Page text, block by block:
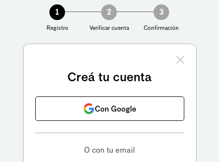
1
Registro
2
Verificar cuenta
3
Confirmación
Creá tu cuenta
Con Google
O con tu email